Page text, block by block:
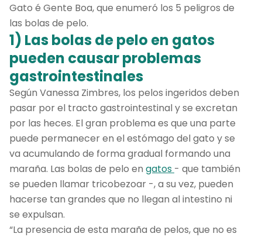
Gato é Gente Boa, que enumeró los 5 peligros de
las bolas de pelo.
1) Las bolas de pelo en gatos
pueden causar problemas
gastrointestinales
Según Vanessa Zimbres, los pelos ingeridos deben
pasar por el tracto gastrointestinal y se excretan
por las heces. El gran problema es que una parte
puede permanecer en el estómago del gato y se
va acumulando de forma gradual formando una
maraña. Las bolas de pelo en gatos - que también
se pueden llamar tricobezoar -, a su vez, pueden
hacerse tan grandes que no llegan al intestino ni
se expulsan.
“La presencia de esta maraña de pelos, que no es